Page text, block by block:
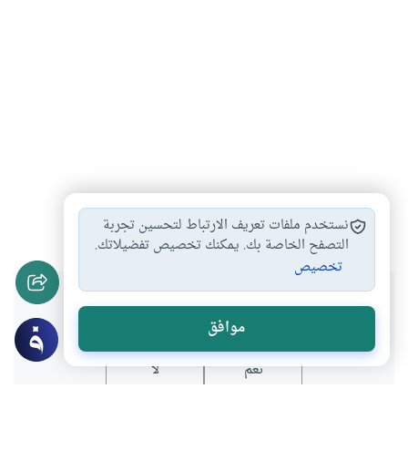
اللغة العربية # تربية الأبناء #تربية الأطفال
هل انتفعت بهذا المحتوى؟
نعم لا
نستخدم ملفات تعريف الارتباط لتحسين تجربة
التصفح الخاصة بك. يمكنك تخصيص تفضيلاتك.
تخصيص
موافق